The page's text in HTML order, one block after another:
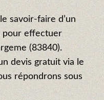
savoir-faire d’un
pour effectuer
(83840).
devis gratuit via le
répondrons sous